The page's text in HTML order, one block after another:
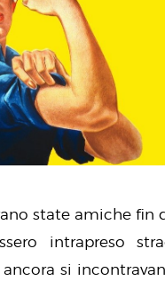
state amiche fin
intrapreso
si